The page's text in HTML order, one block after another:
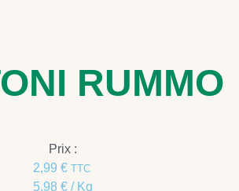
RUMMO
Prix :
2,99 € TTC
5,98 € / Kg